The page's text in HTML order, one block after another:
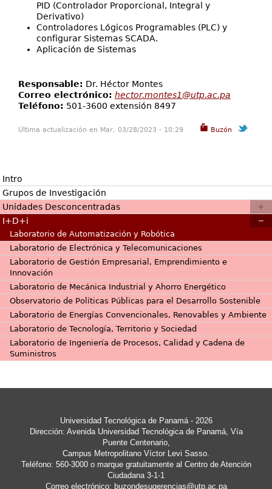
PID (Controlador Proporcional, Integral y
Derivativo)
Controladores Lógicos Programables (PLC) y
configurar Sistemas SCADA.
Aplicación de Sistemas
Responsable: Dr. Héctor Montes
Correo electrónico: hector.montes1@utp.ac.pa
Teléfono: 501-3600 extensión 8497
Buzón
Última actualización en Mar, 03/28/2023 - 10:29
Intro
Grupos de Investigación
Unidades Desconcentradas
I+D+i
Laboratorio de Automatización y Robótica
Laboratorio de Electrónica y Telecomunicaciones
Laboratorio de Gestión Empresarial, Emprendimiento e
Innovación
Laboratorio de Mecánica Industrial y Ahorro Energético
Observatorio de Políticas Públicas para el Desarrollo Sostenible
Laboratorio de Energías Convencionales, Renovables y Ambiente
Laboratorio de Tecnología, Territorio y Sociedad
Laboratorio de Ingeniería de Procesos, Calidad y Cadena de
Suministros
Universidad Tecnológica de Panamá - 2026
Dirección: Avenida Universidad Tecnológica de Panamá, Vía
Puente Centenario,
Campus Metropolitano Víctor Levi Sasso.
Teléfono: 560-3000 o marque gratuitamente al Centro de Atención
Ciudadana 3-1-1
Correo electrónico: buzondesugerencias@utp.ac.pa